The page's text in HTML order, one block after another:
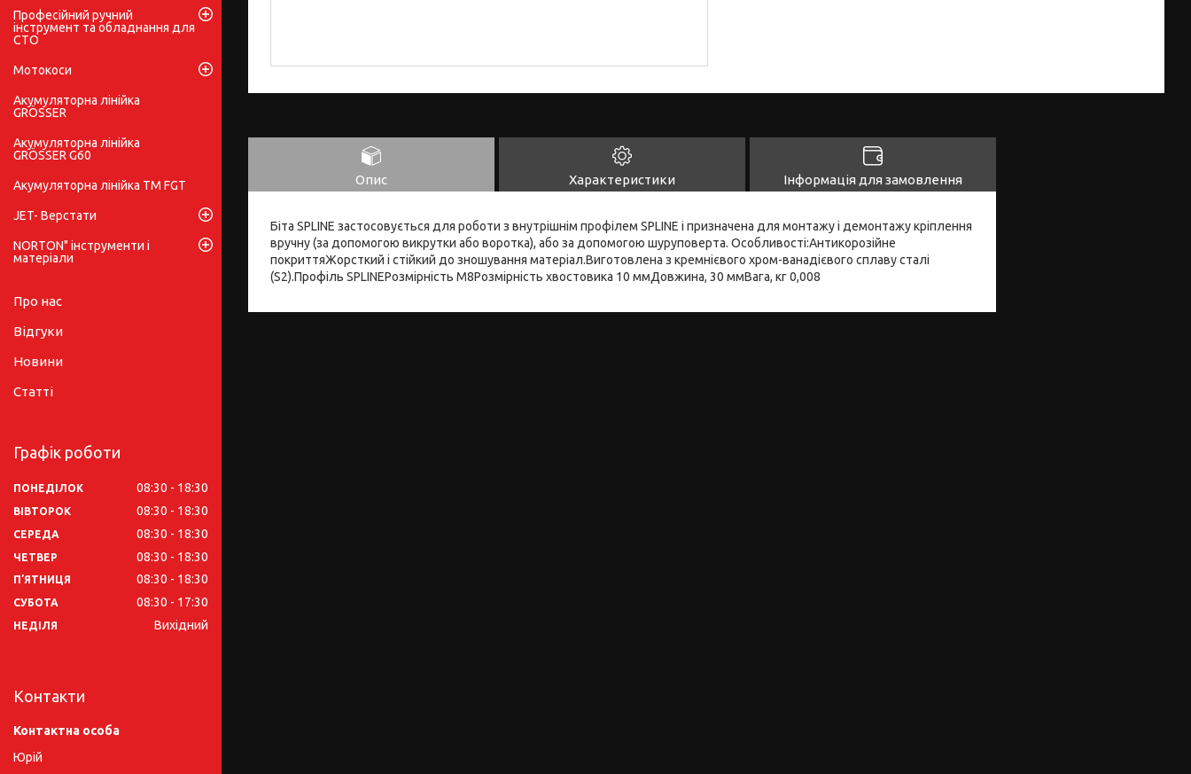
Опис Характеристики Інформація для замовлення
Біта SPLINE застосовується для роботи з внутрішнім профілем SPLINE і призначена для монтажу і демонтажу кріплення
вручну (за допомогою викрутки або воротка), або за допомогою шуруповерта. Особливості:Антикорозійне
покриттяЖорсткий і стійкий до зношування матеріал.Виготовлена з кремнієвого хром-ванадієвого сплаву сталі
(S2).Профіль SPLINEРозмірність M8Розмірність хвостовика 10 ммДовжина, 30 ммВага, кг 0,008
Професійний ручний
інструмент та обладнання для
СТО
Мотокоси
Акумуляторна лінійка
GRÖSSER
Акумуляторна лінійка
GRÖSSER G60
Акумуляторна лінійка ТМ FGT
JET- Верстати
NORTON" інструменти і
матеріали
Про нас
Відгуки
Новини
Статті
Графік роботи
ПОНЕДІЛОК 08:30 18:30
ВІВТОРОК 08:30 18:30
СЕРЕДА 08:30 18:30
ЧЕТВЕР 08:30 18:30
ПʼЯТНИЦЯ 08:30 18:30
СУБОТА 08:30 17:30
НЕДІЛЯ Вихідний
Контакти
Юрій